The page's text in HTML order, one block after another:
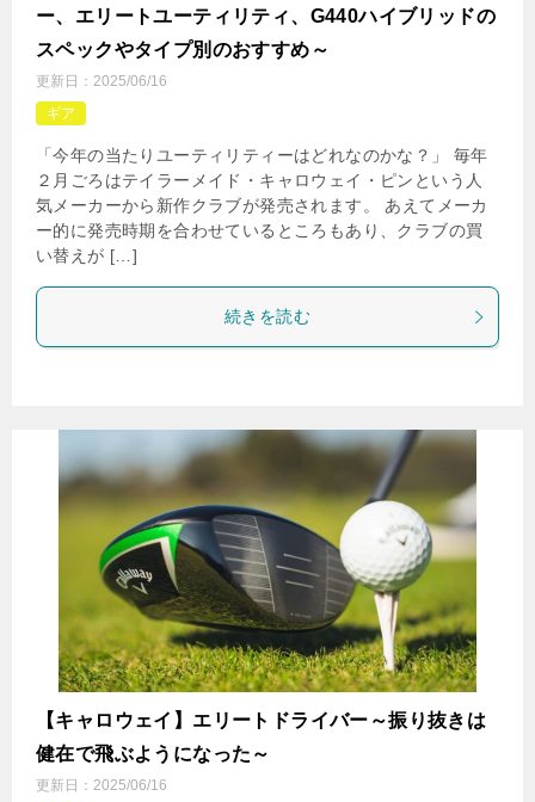
ー、エリートユーティリティ、G440ハイブリッドの
スペックやタイプ別のおすすめ～
更新日： 2025/06/16
ギア
「今年の当たりユーティリティーはどれなのかな？」 毎年
２月ごろはテイラーメイド・キャロウェイ・ピンという人
気メーカーから新作クラブが発売されます。 あえてメーカ
ー的に発売時期を合わせているところもあり、クラブの買
い替えが […]
続きを読む
【キャロウェイ】エリートドライバー～振り抜きは
健在で飛ぶようになった～
更新日： 2025/06/16